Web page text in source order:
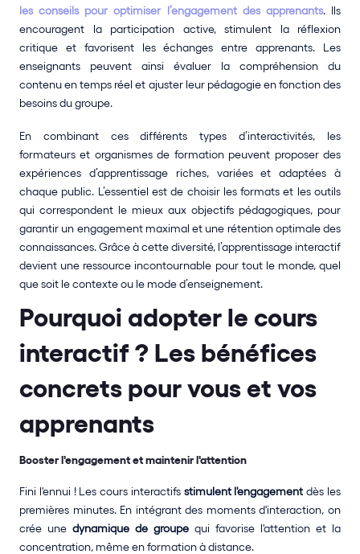
les conseils pour optimiser l’engagement des apprenants. Ils
encouragent la participation active, stimulent la réflexion
critique et favorisent les échanges entre apprenants. Les
enseignants peuvent ainsi évaluer la compréhension du
contenu en temps réel et ajuster leur pédagogie en fonction des
besoins du groupe.
En combinant ces différents types d’interactivités, les
formateurs et organismes de formation peuvent proposer des
expériences d’apprentissage riches, variées et adaptées à
chaque public. L’essentiel est de choisir les formats et les outils
qui correspondent le mieux aux objectifs pédagogiques, pour
garantir un engagement maximal et une rétention optimale des
connaissances. Grâce à cette diversité, l’apprentissage interactif
devient une ressource incontournable pour tout le monde, quel
que soit le contexte ou le mode d’enseignement.
Pourquoi adopter le cours
interactif ? Les bénéfices
concrets pour vous et vos
apprenants
Booster l'engagement et maintenir l'attention
Fini l'ennui ! Les cours interactifs stimulent l'engagement dès les
premières minutes. En intégrant des moments d'interaction, on
crée une dynamique de groupe qui favorise l'attention et la
concentration, même en formation à distance.